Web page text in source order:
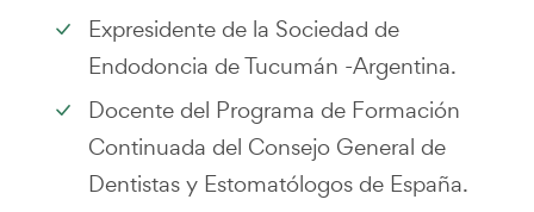
Expresidente de la Sociedad de
Endodoncia de Tucumán -Argentina.
Docente del Programa de Formación
Continuada del Consejo General de
Dentistas y Estomatólogos de España.